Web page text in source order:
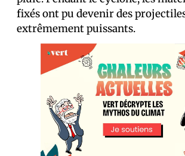
fixés ont pu devenir des
extrêmement puissants.